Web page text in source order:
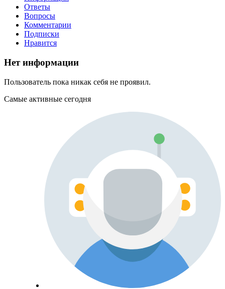
Ответы
Вопросы
Комментарии
Подписки
Нравится
Нет информации
Пользователь пока никак себя не проявил.
Самые активные сегодня